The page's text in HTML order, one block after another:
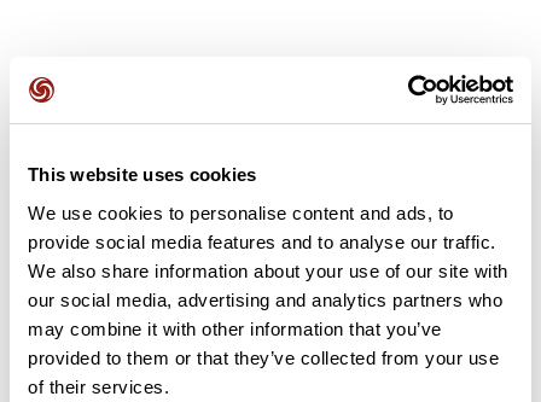
This website uses cookies
We use cookies to personalise content and ads, to
provide social media features and to analyse our traffic.
We also share information about your use of our site with
our social media, advertising and analytics partners who
may combine it with other information that you’ve
provided to them or that they’ve collected from your use
of their services.
Este recorrido aún no contiene opiniones. ¿Ya lo has
completado? ¡Deja la primera opinión!
Añadir una opinión